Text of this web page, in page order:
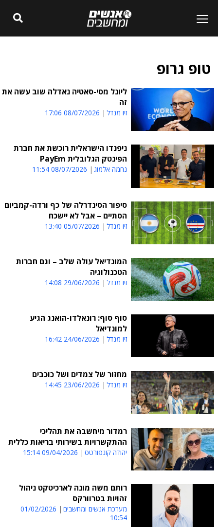
טופ גרופ
ליונל מסי-סאטיה נאדלה שוב עשה את
זה
זיו מנדל 08/07/2026 17:06
ניפנדו הישראלית רוכשת את חברת
הפינטק הגלובלית PayEm
נחמה אלמוג 08/07/2026 11:54
סיפור הסינדרלה של כף ורדה-קמביום
הסתיים – אבל לא יישכח
זיו מנדל 05/07/2026 13:40
המונדיאל עולה שלב – וגם חברות
הטכנולוגיה
זיו מנדל 29/06/2026 14:08
סוף סוף: רונאלדו-הואנג הגיע
למונדיאל
זיו מנדל 24/06/2026 16:42
מחזור של צמדים ושל כוכבים
זיו מנדל 23/06/2026 14:45
רמדור מיחשבה את תהליכי
ההתקשרויות בשירותי בריאות כללית
יהודה קונפורטס 09/04/2026 15:14
רותם משה מונה לארכיטקט ניהול
זהויות בטרוורקס
מערכת אנשים ומחשבים
01/02/2026
10:54